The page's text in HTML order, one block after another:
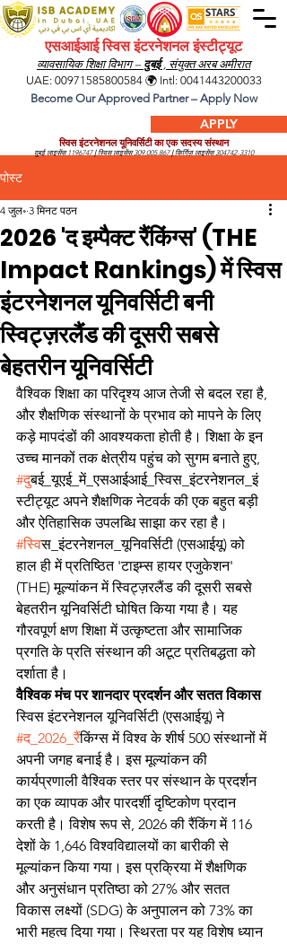
एसआईआई स्विस इंटरनेशनल इंस्टीट्यूट
व्यावसायिक शिक्षा विभाग – दुबई, संयुक्त अरब अमीरात
APPLY
स्विस इंटरनेशनल यूनिवर्सिटी का एक सदस्य संस्थान
दुबई लाइसेंस1196747 |स्विस लाइसेंस309.005.867 |किर्गिज़ लाइसेंस304742-3310
UAE: 00971585800584🌍 Intl: 0041443200033
Become Our Approved Partner – Apply Now
पोस्ट
2026 'द इम्पैक्ट रैंकिंग्स' (THE
Impact Rankings) में स्विस
इंटरनेशनल यूनिवर्सिटी बनी
स्विट्ज़रलैंड की दूसरी सबसे
बेहतरीन यूनिवर्सिटी
4 जुल॰ 3 मिनट पठन
वैश्विक शिक्षा का परिदृश्य आज तेजी से बदल रहा है,
और शैक्षणिक संस्थानों के प्रभाव को मापने के लिए
कड़े मापदंडों की आवश्यकता होती है। शिक्षा के इन
उच्च मानकों तक क्षेत्रीय पहुंच को सुगम बनाते हुए,
#दुबई_यूएई_में_एसआईआई_स्विस_इंटरनेशनल_इं
स्टीट्यूट अपने शैक्षणिक नेटवर्क की एक बहुत बड़ी
और ऐतिहासिक उपलब्धि साझा कर रहा है।
#स्विस_इंटरनेशनल_यूनिवर्सिटी (एसआईयू) को
हाल ही में प्रतिष्ठित 'टाइम्स हायर एजुकेशन'
(THE) मूल्यांकन में स्विट्ज़रलैंड की दूसरी सबसे
बेहतरीन यूनिवर्सिटी घोषित किया गया है। यह
गौरवपूर्ण क्षण शिक्षा में उत्कृष्टता और सामाजिक
प्रगति के प्रति संस्थान की अटूट प्रतिबद्धता को
दर्शाता है।
वैश्विक मंच पर शानदार प्रदर्शन और सतत विकास
स्विस इंटरनेशनल यूनिवर्सिटी (एसआईयू) ने
#द_2026_रैंकिंग्स में विश्व के शीर्ष 500 संस्थानों में
अपनी जगह बनाई है। इस मूल्यांकन की
कार्यप्रणाली वैश्विक स्तर पर संस्थान के प्रदर्शन
का एक व्यापक और पारदर्शी दृष्टिकोण प्रदान
करती है। विशेष रूप से, 2026 की रैंकिंग में 116
देशों के 1,646 विश्वविद्यालयों का बारीकी से
मूल्यांकन किया गया। इस प्रक्रिया में शैक्षणिक
और अनुसंधान प्रतिष्ठा को 27% और सतत
विकास लक्ष्यों (SDG) के अनुपालन को 73% का
भारी महत्व दिया गया। स्थिरता पर यह विशेष ध्यान